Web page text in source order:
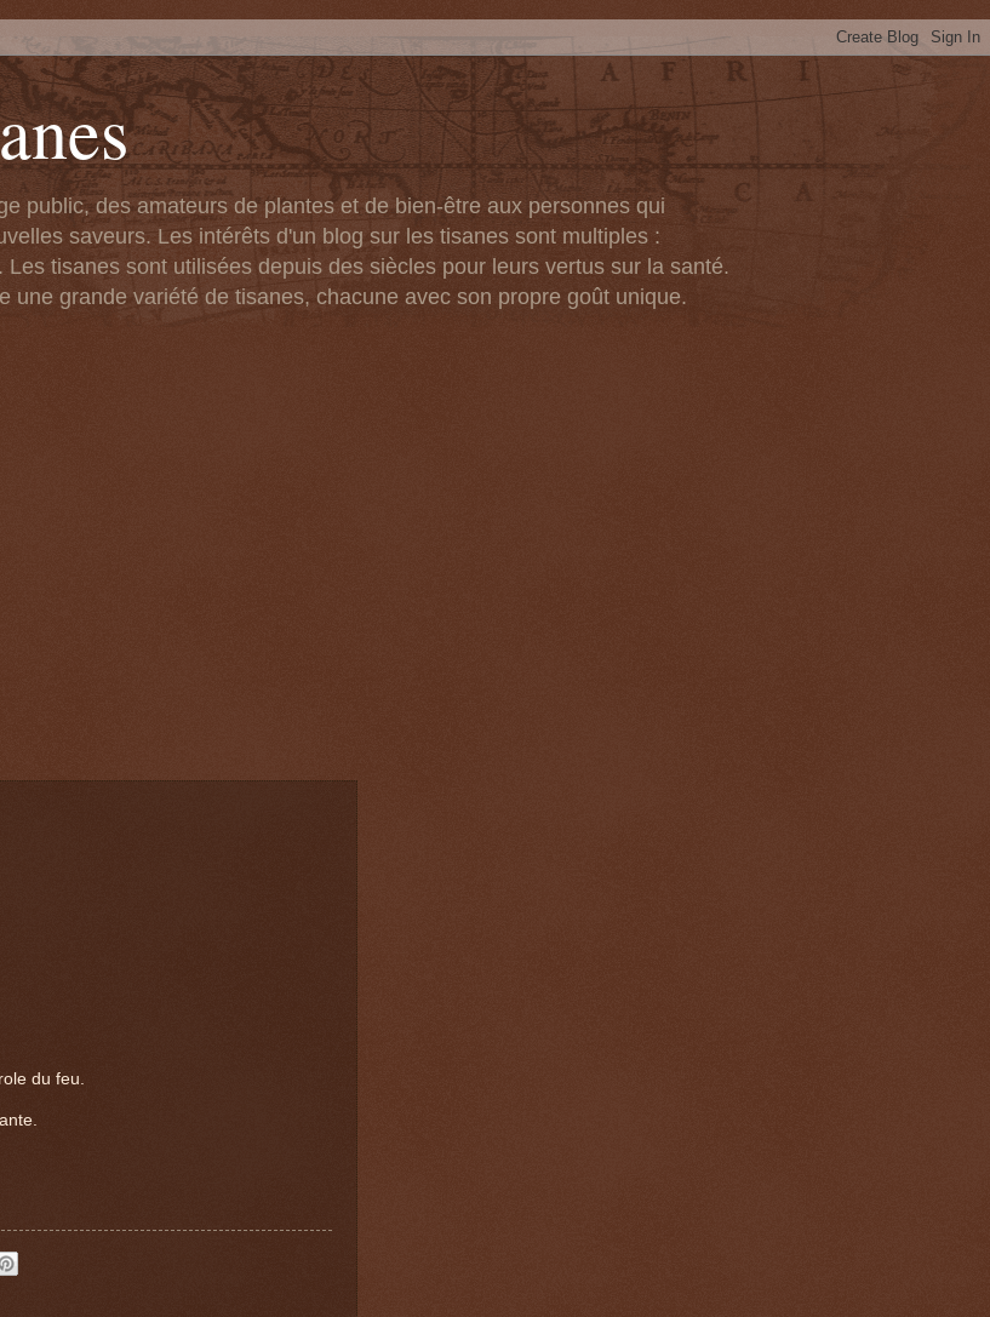
public, des amateurs de plantes et de bien-être aux personnes qui
saveurs. Les intérêts d'un blog sur les tisanes sont multiples :
tisanes sont utilisées depuis des siècles pour leurs vertus sur la santé.
une grande variété de tisanes, chacune avec son propre goût unique.
du feu.